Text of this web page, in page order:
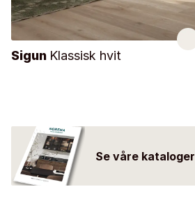
Sigun Klassisk hvit
Se våre kataloger